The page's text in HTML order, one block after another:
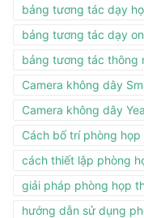
bảng tương tác dạy
bảng tương tác dạy
bảng tương tác thông
Camera không dây
Camera không dây
Cách bố trí phòng
cách thiết lập phòng
giải pháp phòng họp
hướng dẫn sử dụng